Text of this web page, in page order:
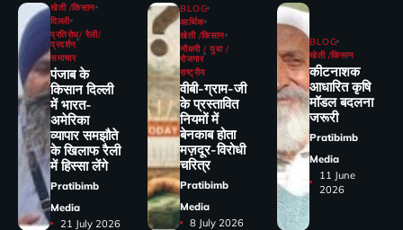
खेती /किसान
दिल्ली
प्रतिरोध/ रैली/
प्रदर्शन
समाचार
पंजाब के
किसान दिल्ली
में भारत-
अमेरिका
व्यापार समझौते
के खिलाफ रैली
में हिस्सा लेंगे
Pratibimb
Media
21 July 2026
BLOG
आर्थिक
खेती /किसान
नौकरी / युवा /
रोजगार
राष्ट्रीय
वीबी-ग्राम-जी
के प्रस्तावित
नियमों में
बेनकाब होता
मज़दूर-विरोधी
चरित्र
Pratibimb
Media
8 July 2026
BLOG
खेती /किसान
कीटनाशक
आधारित कृषि
मॉडल बदलना
जरूरी
Pratibimb
Media
11 June
2026